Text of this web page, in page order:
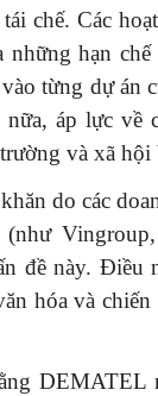
chế. Các
hạn
từng dự án
áp lực về
và xã hội
do các
đề này. Điều
hóa và chiến
DEMATEL